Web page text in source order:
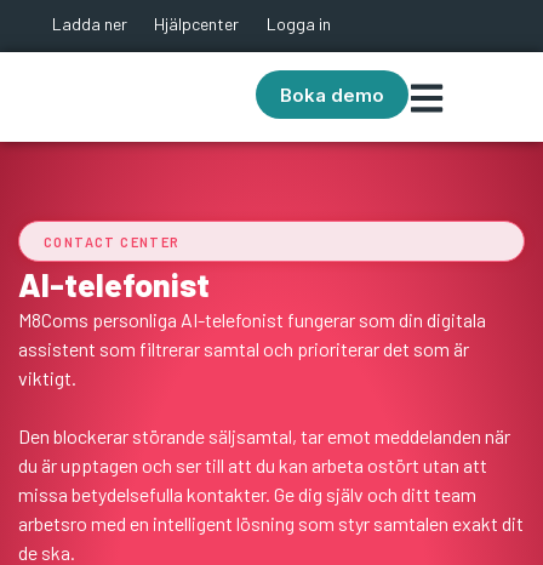
Ladda ner Hjälpcenter Logga in
Boka demo
CONTACT CENTER
AI-telefonist
M8Coms personliga AI-telefonist fungerar som din digitala
assistent som filtrerar samtal och prioriterar det som är
viktigt.
Den blockerar störande säljsamtal, tar emot meddelanden när
du är upptagen och ser till att du kan arbeta ostört utan att
missa betydelsefulla kontakter. Ge dig själv och ditt team
arbetsro med en intelligent lösning som styr samtalen exakt dit
de ska.